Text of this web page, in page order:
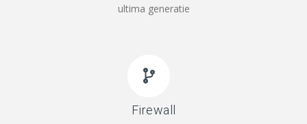
ultima generatie
Firewall